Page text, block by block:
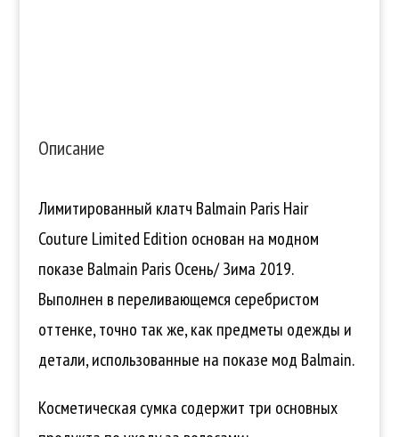
Описание
Лимитированный клатч Balmain Paris Hair
Couture Limited Edition основан на модном
показе Balmain Paris Осень/ Зима 2019.
Выполнен в переливающемся серебристом
оттенке, точно так же, как предметы одежды и
детали, использованные на показе мод Balmain.
Косметическая сумка содержит три основных